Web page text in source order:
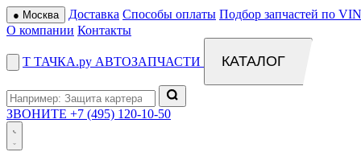
● Москва Доставка Способы оплаты Подбор запчастей по
О компании Контакты
Т ТАЧКА.ру АВТОЗАПЧАСТИ КАТАЛОГ
ЗВОНИТЕ +7 (495) 120-10-50